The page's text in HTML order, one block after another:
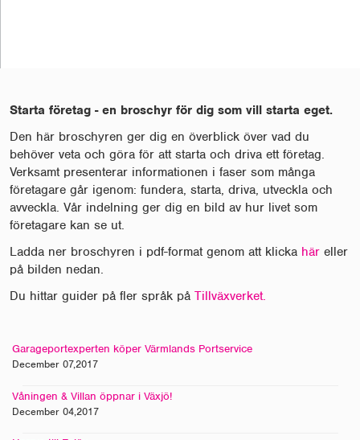
Starta företag - en broschyr för dig som vill starta eget.
Den här broschyren ger dig en överblick över vad du
behöver veta och göra för att starta och driva ett företag.
Verksamt presenterar informationen i faser som många
företagare går igenom: fundera, starta, driva, utveckla och
avveckla. Vår indelning ger dig en bild av hur livet som
företagare kan se ut.
Ladda ner broschyren i pdf-format genom att klicka här eller
på bilden nedan.
Du hittar guider på fler språk på Tillväxverket.
Garageportexperten köper Värmlands Portservice
December 07,2017
Våningen & Villan öppnar i Växjö!
December 04,2017